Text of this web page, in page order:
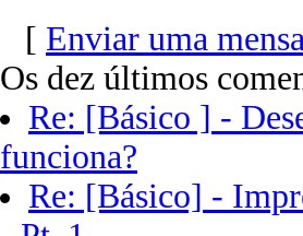
[ Enviar uma
Os dez últimos
Re: [Básico ] -
funciona?
Re: [Básico] -